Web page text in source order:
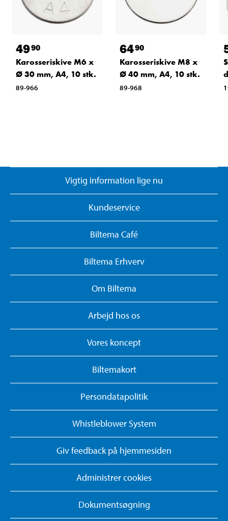
4990
Karosseriskive M6 x
Ø 30 mm, A4, 10 stk.
89-966
6490
Karosseriskive M8 x
Ø 40 mm, A4, 10 stk.
89-968
Vigtig information lige nu
Kundeservice
Biltema Café
Biltema Erhverv
Om Biltema
Arbejd hos os
Vores koncept
Biltemakort
Persondatapolitik
Whistleblower System
Giv feedback på hjemmesiden
Administrer cookies
Dokumentsøgning